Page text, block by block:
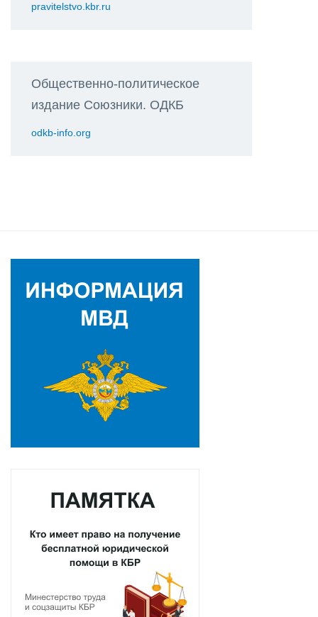
pravitelstvo.kbr.ru
Общественно-политическое
издание Союзники. ОДКБ
odkb-info.org